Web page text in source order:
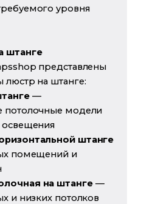
уровня
штанге
представлены
на штанге:
—
потолочные модели
освещения
штанге
помещений и
на штанге—
и низких потолков